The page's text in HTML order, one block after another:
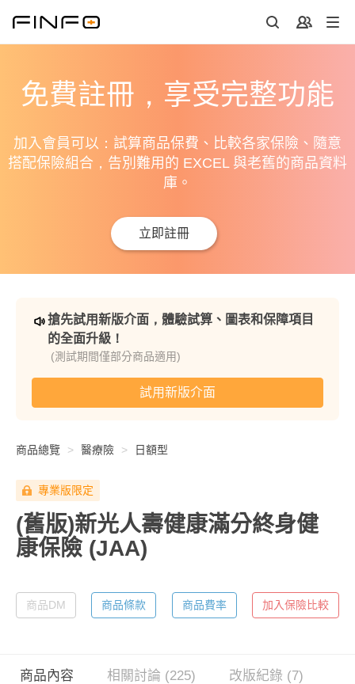
免費註冊，享受完整功能
加入會員可以：試算商品保費、比較各家保險、隨意
搭配保險組合，告別難用的 EXCEL 與老舊的商品資料
庫。
立即註冊
搶先試用新版介面，體驗試算、圖表和保障項目
的全面升級！
(測試期間僅部分商品適用)
試用新版介面
商品總覽 醫療險 日額型
專業版限定
(舊版)新光人壽健康滿分終身健
康保險 (JAA)
商品DM 商品條款 商品費率 加入保險比較
商品內容 相關討論 (225) 改版紀錄 (7)